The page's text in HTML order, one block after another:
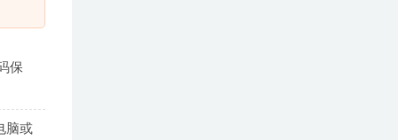
保
脑或